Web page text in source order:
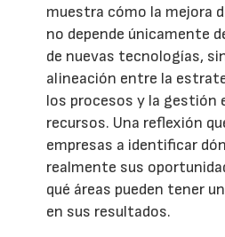
muestra cómo la mejora
no depende únicamente
de nuevas tecnologías,
alineación entre la
los procesos y la gestión
recursos. Una reflexión
empresas a identificar
realmente sus
qué áreas pueden tener
en sus resultados.